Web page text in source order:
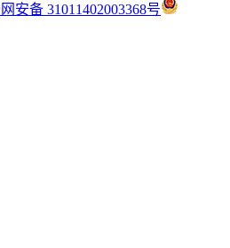
安备 31011402003368号